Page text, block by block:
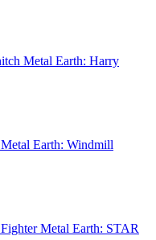
Metal Earth: Harry
Metal Earth: Windmill
Metal Earth: STAR